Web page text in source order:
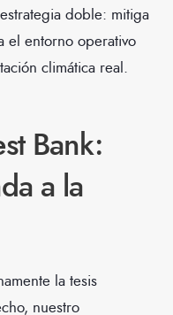
doble: mitiga
el entorno operativo
climática real.
Bank:
a la
la tesis
nuestro